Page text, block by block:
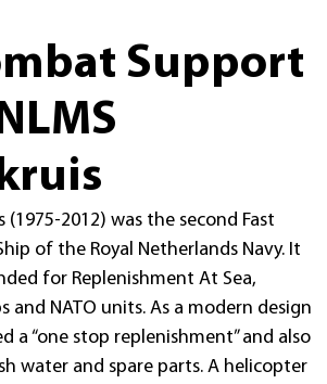
Support
(1975-2012) was the second Fast
of the Royal Netherlands Navy. It
for Replenishment At Sea,
and NATO units. As a modern design
a “one stop replenishment” and also
water and spare parts. A helicopter